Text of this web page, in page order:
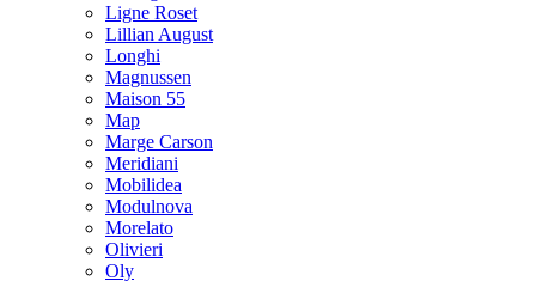
Ligne Roset
Lillian August
Longhi
Magnussen
Maison 55
Map
Marge Carson
Meridiani
Mobilidea
Modulnova
Morelato
Olivieri
Oly